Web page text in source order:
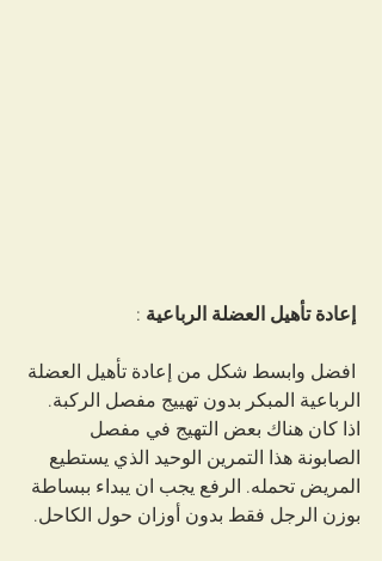
:
افضل وابسط شكل من إعادة تأهيل العضلة
الرباعية المبكر بدون تهييج مفصل الركبة.
اذا كان هناك بعض التهيج في مفصل
الصابونة هذا التمرين الوحيد الذي يستطيع
المريض تحمله. الرفع يجب ان يبداء ببساطة
بوزن الرجل فقط بدون أوزان حول الكاحل.